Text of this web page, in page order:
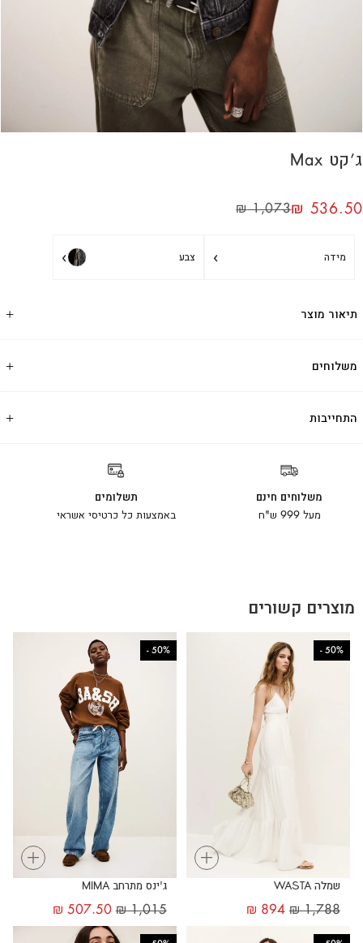
ג’קט Max
₪1,073₪ 536.50
מידה › צבע ›
תיאור מוצר
משלוחים
התחייבות
משלוחים חינם
מעל 999 ש"ח
תשלומים
באמצעות כל כרטיסי אשראי
מוצרים קשורים
+
50%
-
שמלה WASTA
₪1,788
₪ 894
+
50%
-
ג'ינס מתרחב MIMA
₪1,015
₪ 507.50